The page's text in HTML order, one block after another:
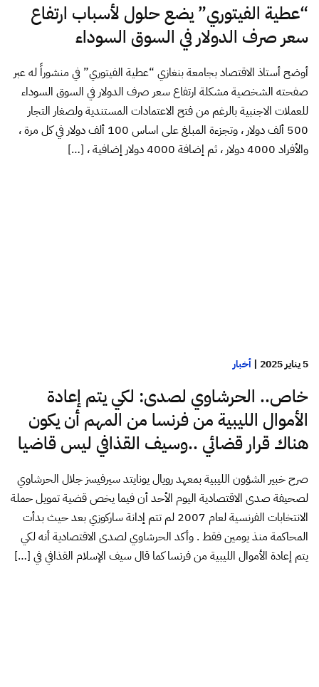
“عطية الفيتوري” يضع حلول لأسباب ارتفاع
سعر صرف الدولار في السوق السوداء
أوضح أستاذ الاقتصاد بجامعة بنغازي “عطية الفيتوري” في منشوراً له عبر
صفحته الشخصية مشكلة ارتفاع سعر صرف الدولار في السوق السوداء
للعملات الاجنبية بالرغم من فتح الاعتمادات المستندية ولصغار التجار
500 ألف دولار ، وتجزءة المبلغ على اساس 100 ألف دولار في كل مرة ،
والأفراد 4000 دولار ، ثم إضافة 4000 دولار إضافية ، […]
5 يناير 2025 | أخبار
خاص.. الحرشاوي لصدى: لكي يتم إعادة
الأموال الليبية من فرنسا من المهم أن يكون
هناك قرار قضائي ..وسيف القذافي ليس قاضيا
صرح خبير الشؤون الليبية بمعهد رويال يونايتد سيرفيسز جلال الحرشاوي
لصحيفة صدى الاقتصادية اليوم الأحد أن فيما يخص قضية تمويل حملة
الانتخابات الفرنسية لعام 2007 لم تتم إدانة ساركوزي بعد حيث بدأت
المحاكمة منذ يومين فقط . وأكد الحرشاوي لصدى الاقتصادية أنه لكي
يتم إعادة الأموال الليبية من فرنسا كما قال سيف الإسلام القذافي في […]